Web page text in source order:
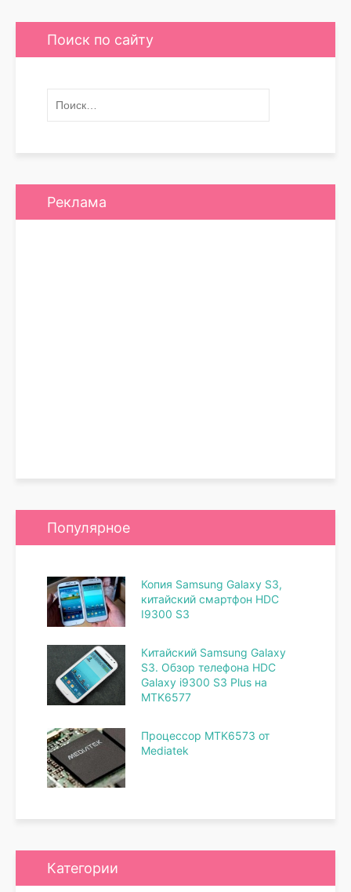
Поиск по сайту
Реклама
Популярное
Копия Samsung Galaxy S3,
китайский смартфон HDC
I9300 S3
Китайский Samsung Galaxy
S3. Обзор телефона HDC
Galaxy i9300 S3 Plus на
MTK6577
Процессор MTK6573 от
Mediatek
Категории